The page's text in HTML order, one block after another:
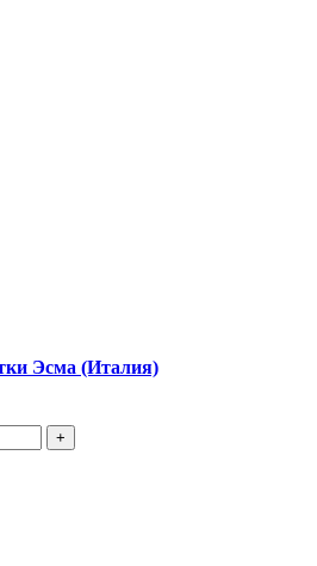
Эсма (Италия)
+